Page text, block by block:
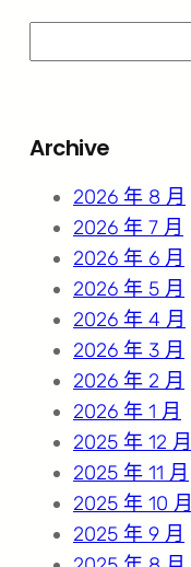
e
c
Archive
2026 年 8 月
2026 年 7 月
2026 年 6 月
2026 年 5 月
2026 年 4 月
2026 年 3 月
2026 年 2 月
2026 年 1 月
2025 年 12 月
2025 年 11 月
2025 年 10 月
2025 年 9 月